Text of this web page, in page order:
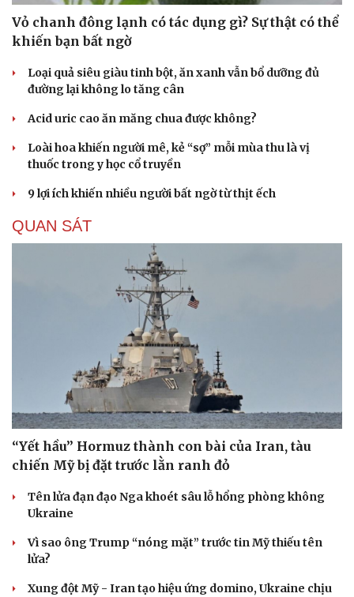
Du lịch
Tư vấn
Săn Tour
Podcast
Đọc truyện đêm khuya
Kể chuyện cho bé
Vỏ chanh đông lạnh có tác dụng gì? Sự thật có thể
khiến bạn bất ngờ
Loại quả siêu giàu tinh bột, ăn xanh vẫn bổ dưỡng đủ
đường lại không lo tăng cân
Acid uric cao ăn măng chua được không?
Loài hoa khiến người mê, kẻ “sợ” mỗi mùa thu là vị
thuốc trong y học cổ truyền
9 lợi ích khiến nhiều người bất ngờ từ thịt ếch
QUAN SÁT
“Yết hầu” Hormuz thành con bài của Iran, tàu
chiến Mỹ bị đặt trước lằn ranh đỏ
Tên lửa đạn đạo Nga khoét sâu lỗ hổng phòng không
Ukraine
Vì sao ông Trump “nóng mặt” trước tin Mỹ thiếu tên
lửa?
Xung đột Mỹ - Iran tạo hiệu ứng domino, Ukraine chịu